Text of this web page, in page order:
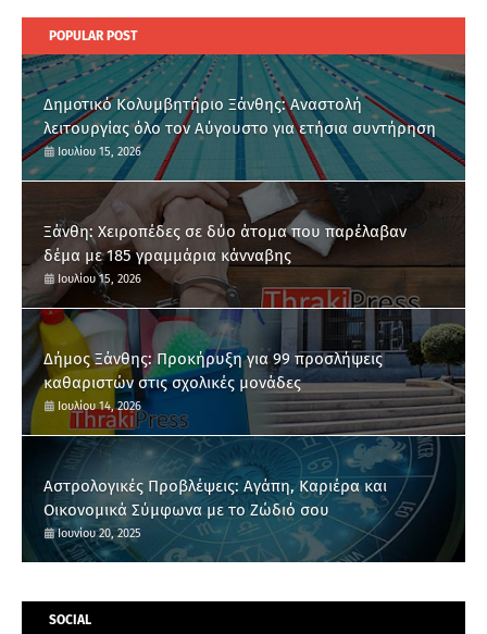
POPULAR POST
Δημοτικό Κολυμβητήριο Ξάνθης: Αναστολή
λειτουργίας όλο τον Αύγουστο για ετήσια συντήρηση
Ιουλίου 15, 2026
Ξάνθη: Χειροπέδες σε δύο άτομα που παρέλαβαν
δέμα με 185 γραμμάρια κάνναβης
Ιουλίου 15, 2026
Δήμος Ξάνθης: Προκήρυξη για 99 προσλήψεις
καθαριστών στις σχολικές μονάδες
Ιουλίου 14, 2026
Αστρολογικές Προβλέψεις: Αγάπη, Καριέρα και
Οικονομικά Σύμφωνα με το Ζώδιό σου
Ιουνίου 20, 2025
SOCIAL